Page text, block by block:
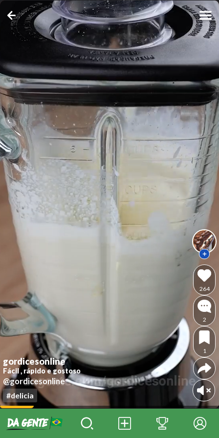
gordicesonline
Fácil , rápido e gostoso
@gordicesonline
#delicia
264
2
1